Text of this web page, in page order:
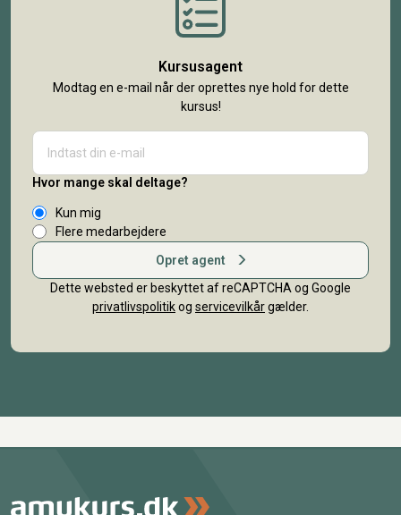
Kursusagent
Modtag en e-mail når der oprettes nye hold for dette
kursus!
Hvor mange skal deltage?
Kun mig
Flere medarbejdere
Opret agent
Dette websted er beskyttet af reCAPTCHA og Google
privatlivspolitikog servicevilkårgælder.